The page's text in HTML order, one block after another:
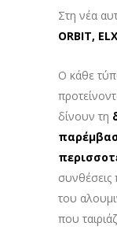
Στη νέα
ORBIT,
Ο κάθε
δίνουν τη
του
που